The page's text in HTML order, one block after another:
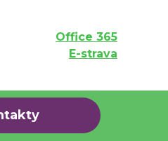
Office 365
E-strava